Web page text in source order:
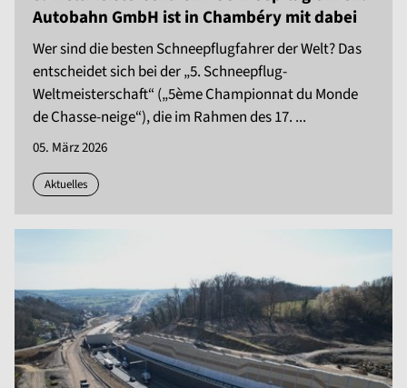
Autobahn GmbH ist in Chambéry mit dabei
Wer sind die besten Schneepflugfahrer der Welt? Das
entscheidet sich bei der „5. Schneepflug-
Weltmeisterschaft“ („5ème Championnat du Monde
de Chasse-neige“), die im Rahmen des 17. ...
05. März 2026
Aktuelles